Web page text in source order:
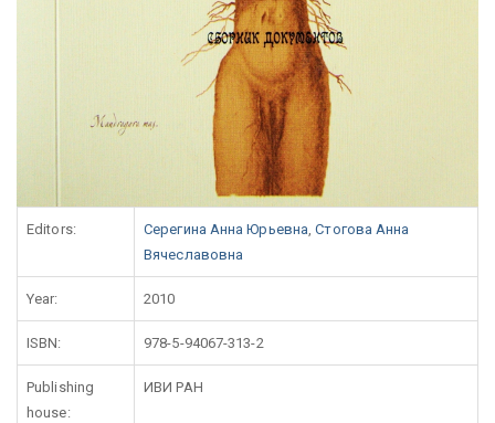
Editors: Серегина Анна Юрьевна,Стогова Анна
Вячеславовна
Year: 2010
ISBN: 978-5-94067-313-2
Publishing
house:
ИВИ РАН